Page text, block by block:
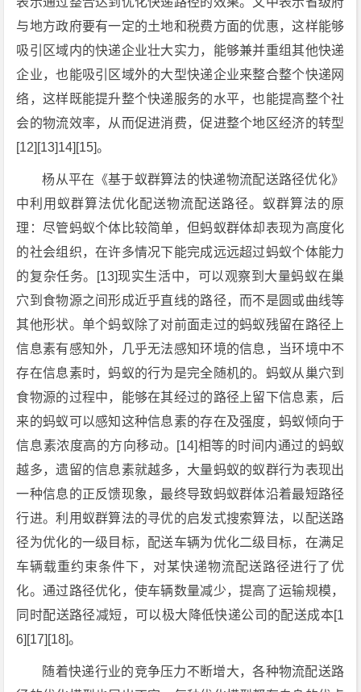
与地方政府要有一定的土地和税费方面的优惠，这样能够
吸引区域内的快递企业壮大实力，能够兼并重组其他快递
企业，也能吸引区域外的大型快递企业来整合整个快递网
络，这样既能提升整个快递服务的水平，也能提高整个社
会的物流效率，从而促进消费，促进整个地区经济的转型
[12][13]14][15]。
杨从平在《基于蚁群算法的快递物流配送路径优化》
中利用蚁群算法优化配送物流配送路径。蚁群算法的原
理：尽管蚂蚁个体比较简单，但蚂蚁群体却表现为高度化
的社会组织，在许多情况下能完成远远超过蚂蚁个体能力
的复杂任务。[13]现实生活中，可以观察到大量蚂蚁在巢
穴到食物源之间形成近乎直线的路径，而不是圆或曲线等
其他形状。单个蚂蚁除了对前面走过的蚂蚁残留在路径上
信息素有感知外，几乎无法感知环境的信息，当环境中不
存在信息素时，蚂蚁的行为是完全随机的。蚂蚁从巢穴到
食物源的过程中，能够在其经过的路径上留下信息素，后
来的蚂蚁可以感知这种信息素的存在及强度，蚂蚁倾向于
信息素浓度高的方向移动。[14]相等的时间内通过的蚂蚁
越多，遗留的信息素就越多，大量蚂蚁的蚁群行为表现出
一种信息的正反馈现象，最终导致蚂蚁群体沿着最短路径
行进。利用蚁群算法的寻优的启发式搜索算法，以配送路
径为优化的一级目标，配送车辆为优化二级目标，在满足
车辆载重约束条件下，对某快递物流配送路径进行了优
化。通过路径优化，使车辆数量减少，提高了运输规模，
同时配送路径减短，可以极大降低快递公司的配送成本[1
6][17][18]。
随着快递行业的竞争压力不断增大，各种物流配送路